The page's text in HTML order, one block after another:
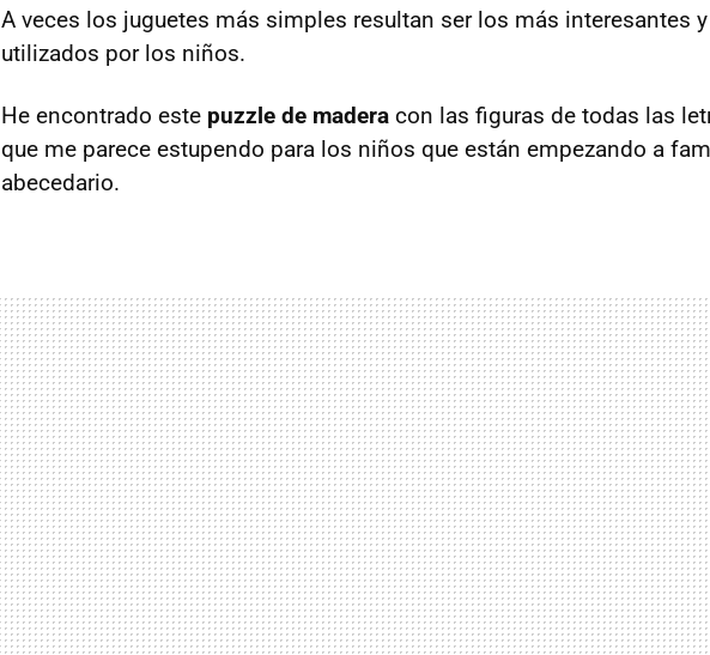
A veces los juguetes más simples resultan ser los más interesantes
utilizados por los niños.
He encontrado este puzzle de madera con las figuras de todas las
que me parece estupendo para los niños que están empezando a
abecedario.